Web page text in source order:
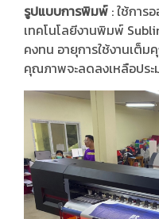
รูปแบบการพิมพ์ : ใช้การ
เทคโนโลยีงานพิมพ์
คงทน อายุการใช้งานเต็
คุณภาพจะลดลงเหลือปร